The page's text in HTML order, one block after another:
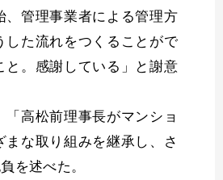
、管理事業者による管理方
した流れをつくることがで
と。感謝している」と謝意
高松前理事長がマンショ
な取り組みを継承し、さ
を述べた。